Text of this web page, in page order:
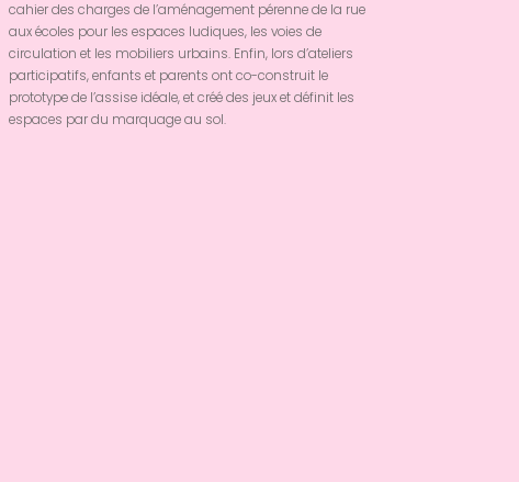
cahier des charges de l’aménagement pérenne de la rue
aux écoles pour les espaces ludiques, les voies de
circulation et les mobiliers urbains. Enfin, lors d’ateliers
participatifs, enfants et parents ont co-construit le
prototype de l’assise idéale, et créé des jeux et définit les
espaces par du marquage au sol.